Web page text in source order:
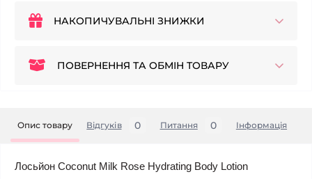
НАКОПИЧУВАЛЬНІ ЗНИЖКИ
ПОВЕРНЕННЯ ТА ОБМІН ТОВАРУ
Опис товару Відгуків 0 Питання 0 Iнформація
Лосьйон Coconut Milk Rose Hydrating Body Lotion